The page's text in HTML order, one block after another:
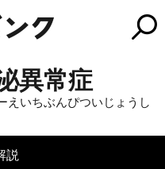
異常症
えいちぶんぴついじょうし
説